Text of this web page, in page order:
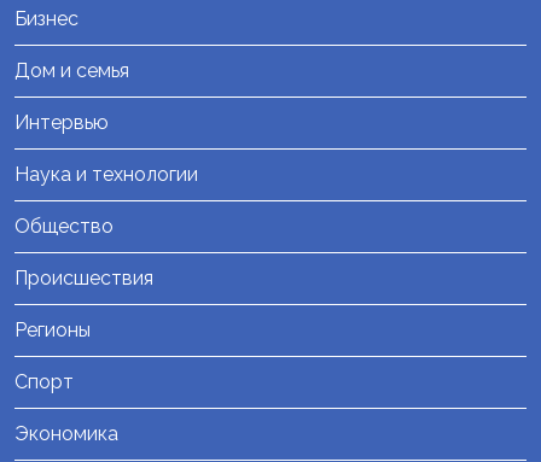
Бизнес
Дом и семья
Интервью
Наука и технологии
Общество
Происшествия
Регионы
Спорт
Экономика